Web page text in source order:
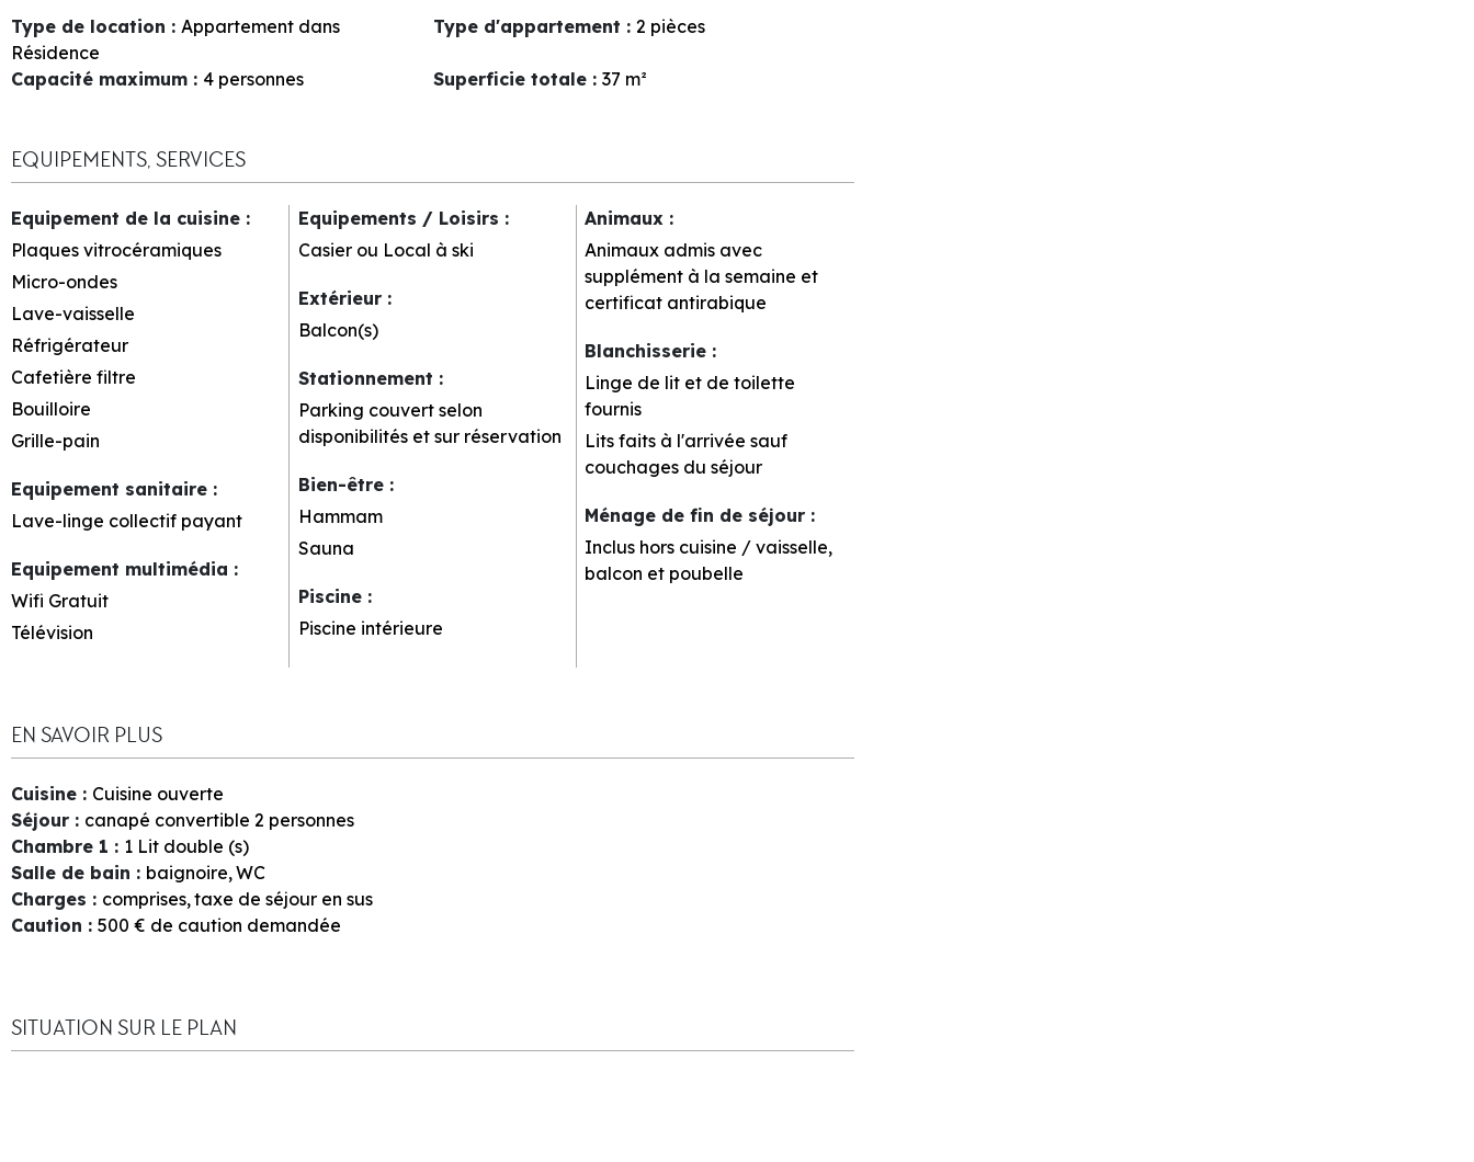
Type de location : Appartement dans
Résidence
Type d'appartement : 2 pièces
Capacité maximum : 4 personnes Superficie totale : 37 m²
EQUIPEMENTS, SERVICES
Equipement de la cuisine :
Plaques vitrocéramiques
Micro-ondes
Lave-vaisselle
Réfrigérateur
Cafetière filtre
Bouilloire
Grille-pain
Equipement sanitaire :
Lave-linge collectif payant
Equipement multimédia :
Wifi Gratuit
Télévision
Equipements / Loisirs :
Casier ou Local à ski
Extérieur :
Balcon(s)
Stationnement :
Parking couvert selon
disponibilités et sur réservation
Bien-être :
Hammam
Sauna
Piscine :
Piscine intérieure
Animaux :
Animaux admis avec
supplément à la semaine et
certificat antirabique
Blanchisserie :
Linge de lit et de toilette
fournis
Lits faits à l'arrivée sauf
couchages du séjour
Ménage de fin de séjour :
Inclus hors cuisine / vaisselle,
balcon et poubelle
EN SAVOIR PLUS
Cuisine : Cuisine ouverte
Séjour : canapé convertible 2 personnes
Chambre 1 : 1 Lit double (s)
Salle de bain : baignoire WC
Charges : comprises taxe de séjour en sus
Caution : 500 € de caution demandée
SITUATION SUR LE PLAN